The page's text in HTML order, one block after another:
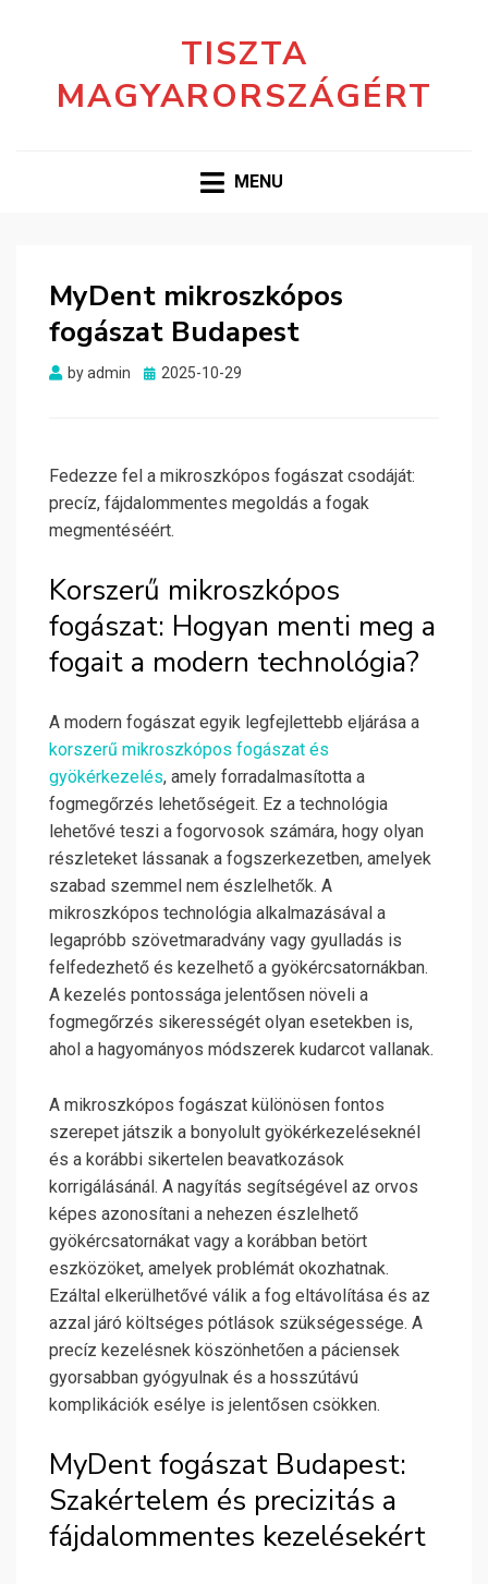
TISZTA
MAGYARORSZÁGÉRT
MENU
MyDent mikroszkópos
fogászat Budapest
byadmin
Posted
2025-10-29
Fedezze fel a mikroszkópos fogászat csodáját:
precíz, fájdalommentes megoldás a fogak
megmentéséért.
Korszerű mikroszkópos
fogászat: Hogyan menti meg a
fogait a modern technológia?
A modern fogászat egyik legfejlettebb eljárása a
korszerű mikroszkópos fogászat és
gyökérkezelés, amely forradalmasította a
fogmegőrzés lehetőségeit. Ez a technológia
lehetővé teszi a fogorvosok számára, hogy olyan
részleteket lássanak a fogszerkezetben, amelyek
szabad szemmel nem észlelhetők. A
mikroszkópos technológia alkalmazásával a
legapróbb szövetmaradvány vagy gyulladás is
felfedezhető és kezelhető a gyökércsatornákban.
A kezelés pontossága jelentősen növeli a
fogmegőrzés sikerességét olyan esetekben is,
ahol a hagyományos módszerek kudarcot vallanak.
A mikroszkópos fogászat különösen fontos
szerepet játszik a bonyolult gyökérkezeléseknél
és a korábbi sikertelen beavatkozások
korrigálásánál. A nagyítás segítségével az orvos
képes azonosítani a nehezen észlelhető
gyökércsatornákat vagy a korábban betört
eszközöket, amelyek problémát okozhatnak.
Ezáltal elkerülhetővé válik a fog eltávolítása és az
azzal járó költséges pótlások szükségessége. A
precíz kezelésnek köszönhetően a páciensek
gyorsabban gyógyulnak és a hosszútávú
komplikációk esélye is jelentősen csökken.
MyDent fogászat Budapest:
Szakértelem és precizitás a
fájdalommentes kezelésekért